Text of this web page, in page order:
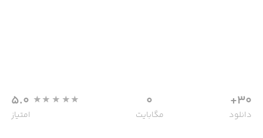
30+
دانلود
0
مگابایت
5.0
امتیاز